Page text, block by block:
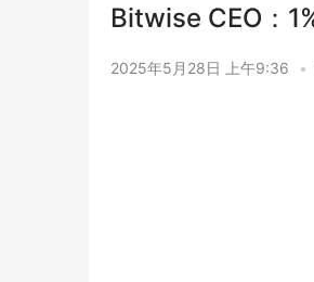
Bitwise CEO：
2025年5月28日 上午9:36 •